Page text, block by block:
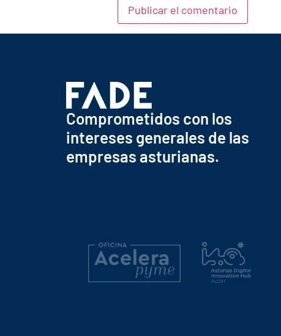
Comprometidos con los
intereses generales de las
empresas asturianas.